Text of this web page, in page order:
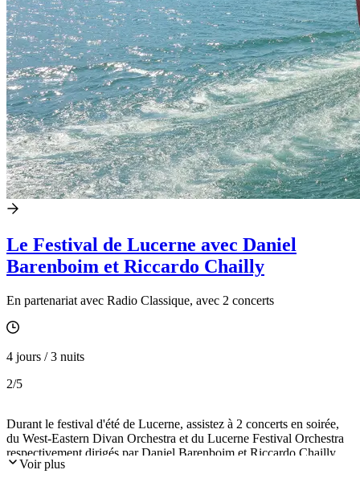
Le Festival de Lucerne avec Daniel
Barenboim et Riccardo Chailly
En partenariat avec Radio Classique, avec 2 concerts
4 jours / 3 nuits
2/5
Durant le festival d'été de Lucerne, assistez à 2 concerts en soirée,
du West-Eastern Divan Orchestra et du Lucerne Festival Orchestra
respectivement dirigés par Daniel Barenboim et Riccardo Chailly.
En journée, visite du musée Wagner, la fondation Beyeler et de la
Voir plus